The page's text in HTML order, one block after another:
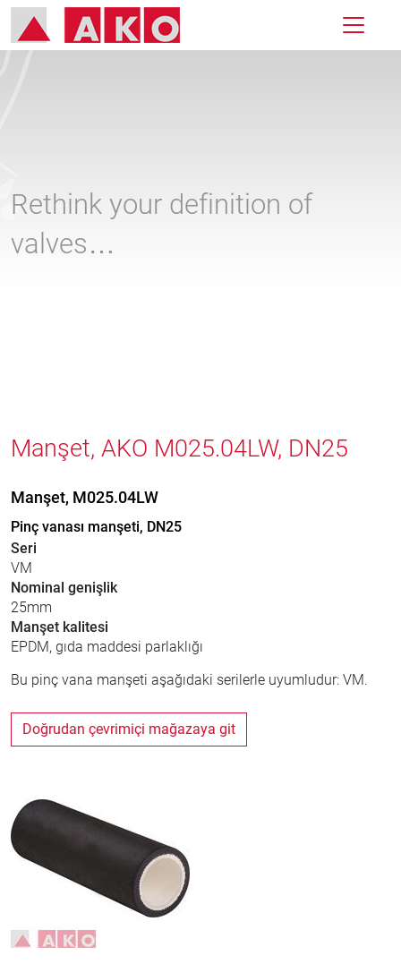
Rethink your definition of
valves…
Manşet, AKO M025.04LW, DN25
Manşet, M025.04LW
Pinç vanası manşeti, DN25
Seri
VM
Nominal genişlik
25mm
Manşet kalitesi
EPDM, gıda maddesi parlaklığı
Bu pinç vana manşeti aşağıdaki serilerle uyumludur: VM.
Doğrudan çevrimiçi mağazaya git